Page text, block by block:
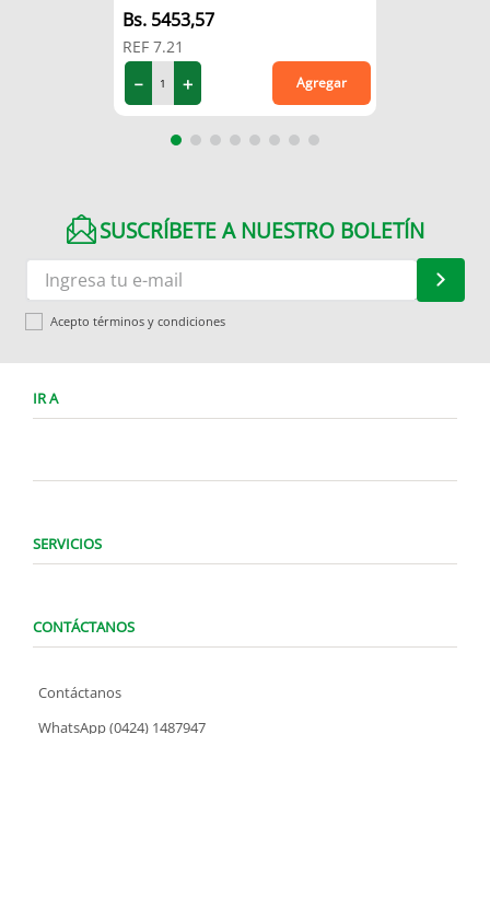
5453,57
REF 7.21
＋
－ Agregar
SUSCRÍBETE A NUESTRO BOLETÍN
Acepto términos y condiciones
IR A
SERVICIOS
CONTÁCTANOS
Contáctanos
WhatsApp (0424) 1487947